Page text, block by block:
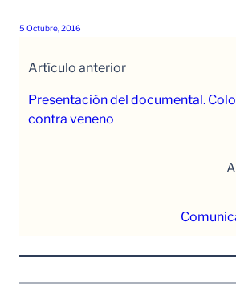
5 Octubre, 2016
Artículo anterior
Presentación del documental.
contra veneno